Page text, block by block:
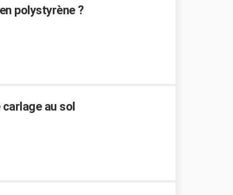
polystyrène ?
au sol